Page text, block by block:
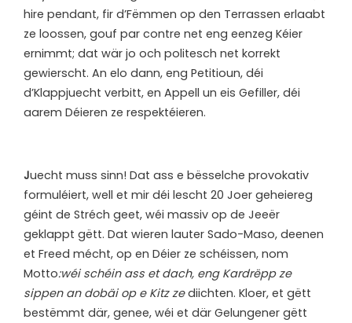
hire pendant, fir d’Fëmmen op den Terrassen erlaabt
ze loossen, gouf par contre net eng eenzeg Kéier
ernimmt; dat wär jo och politesch net korrekt
gewierscht. An elo dann, eng Petitioun, déi
d’Klappjuecht verbitt, en Appell un eis Gefiller, déi
aarem Déieren ze respektéieren.
Juecht muss sinn! Dat ass e bësselche provokativ
formuléiert, well et mir déi lescht 20 Joer geheiereg
géint de Stréch geet, wéi massiv op de Jeeër
geklappt gëtt. Dat wieren lauter Sado-Maso, deenen
et Freed mécht, op en Déier ze schéissen, nom
Motto:wéi schéin ass et dach, eng Kardrëpp ze
sippen an dobäi op e Kitz zediichten. Kloer, et gëtt
bestëmmt där, genee, wéi et där Gelungener gëtt